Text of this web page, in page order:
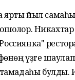
йыл
ошолор.
үҙәге
булды.